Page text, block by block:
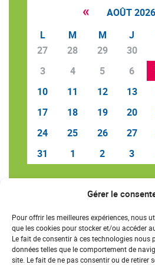
Gérer le
Pour offrir les meilleures expériences, nous
que les cookies pour stocker et/ou accéder
Le fait de consentir à ces technologies nous
données telles que le comportement de
site. Le fait de ne pas consentir ou de retirer
« AOÛT 2026
L M M J
27
28 29 30
3
4 5 6
10
11 12 13
17
18 19 20
24
25 26 27
31
1 2 3
SAVE THE